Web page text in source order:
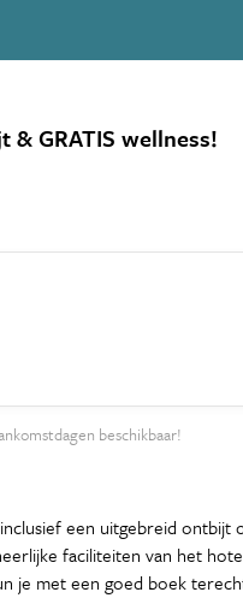
GRATIS wellness!
beschikbaar!
een uitgebreid
faciliteiten van het
je met een goed boek